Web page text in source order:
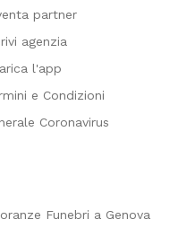
partner
agenzia
l'app
e Condizioni
Coronavirus
Funebri a Genova